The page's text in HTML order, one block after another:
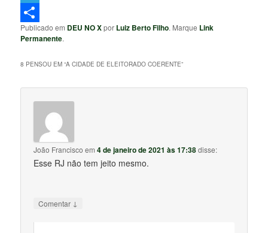
Telegram
Share
Publicado em DEU NO Xpor Luiz Berto Filho. Marque Link
Permanente.
8 PENSOU EM “A CIDADE DE ELEITORADO COERENTE”
João Francisco em4 de janeiro de 2021 às 17:38disse:
Esse RJ não tem jeito mesmo.
Comentar ↓